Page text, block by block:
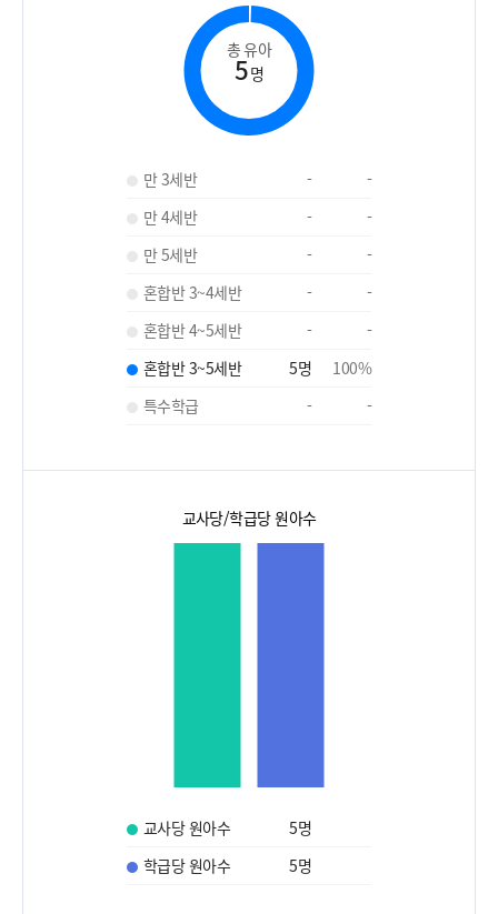
총 유아
5명
만 3세반 -
-
만 4세반
-
-
만 5세반
-
-
혼합반 3~4세반
-
-
혼합반 4~5세반
-
-
혼합반 3~5세반
5명 100%
특수학급
- -
교사당/학급당 원아수
교사당 원아수 5명
학급당 원아수
5명